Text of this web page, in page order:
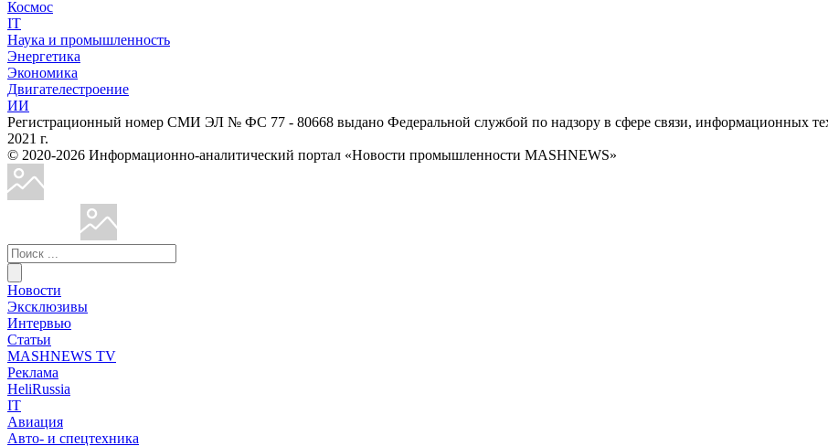
Космос
IT
Наука и промышленность
Энергетика
Экономика
Двигателестроение
ИИ
Регистрационный номер СМИ ЭЛ № ФС 77 - 80668 выдано Федеральной службой по надзору в сфере связи, информационных
2021 г.
© 2020-2026 Информационно-аналитический портал «Новости промышленности MASHNEWS»
Новости
Эксклюзивы
Интервью
Статьи
MASHNEWS TV
Реклама
HeliRussia
IT
Авиация
Авто- и спецтехника